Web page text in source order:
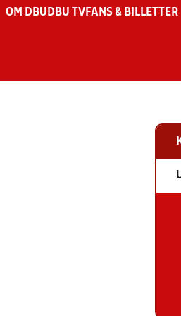
OM DBU DBU TV FANS & BILLETTER